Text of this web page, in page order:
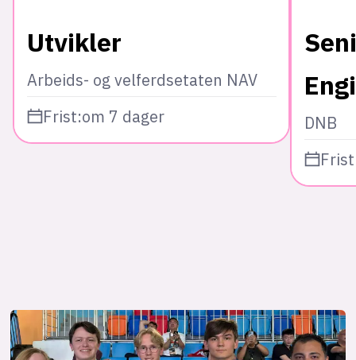
Utvikler
Arbeids- og velferdsetaten NAV
Frist:om 7 dager
DNB